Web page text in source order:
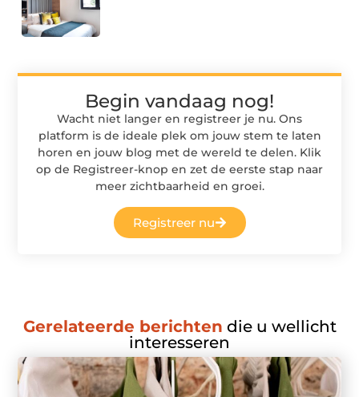
Begin vandaag nog!
Wacht niet langer en registreer je nu. Ons
platform is de ideale plek om jouw stem te laten
horen en jouw blog met de wereld te delen. Klik
op de Registreer-knop en zet de eerste stap naar
meer zichtbaarheid en groei.
Registreer nu
Gerelateerde berichten die u wellicht
interesseren